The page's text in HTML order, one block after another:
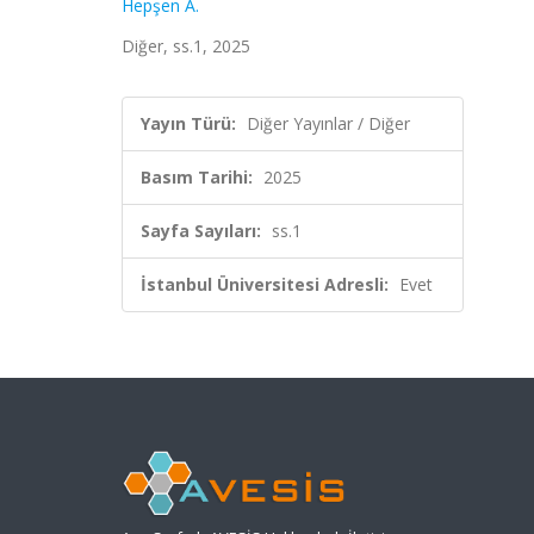
Hepşen A.
Diğer, ss.1, 2025
Yayın Türü: Diğer Yayınlar / Diğer
Basım Tarihi: 2025
Sayfa Sayıları: ss.1
İstanbul Üniversitesi Adresli: Evet